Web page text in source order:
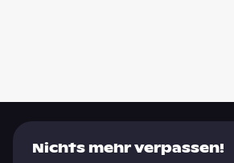
Nichts mehr verpassen!